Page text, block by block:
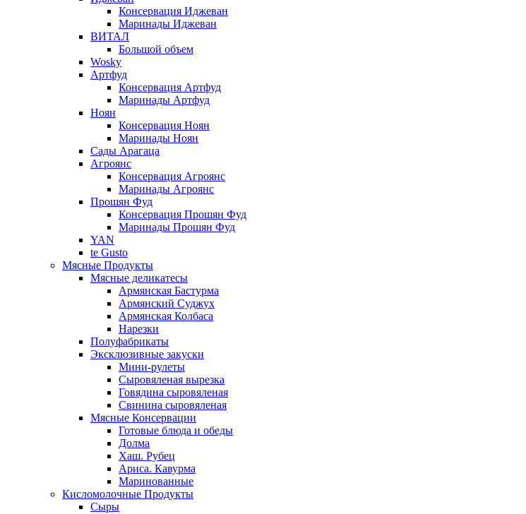
Консервация Иджеван
Маринады Иджеван
ВИТАЛ
Большой объем
Wosky
Артфуд
Консервация Артфуд
Маринады Артфуд
Ноян
Консервация Ноян
Маринады Ноян
Сады Арагаца
Агроянс
Консервация Агроянс
Маринады Агроянс
Прошян Фуд
Консервация Прошян Фуд
Маринады Прошян Фуд
YAN
te Gusto
Мясные Продукты
Мясные деликатесы
Армянская Бастурма
Армянский Суджух
Армянская Колбаса
Нарезки
Полуфабрикаты
Эксклюзивные закуски
Мини-рулеты
Сыровяленая вырезка
Говядина сыровяленая
Свинина сыровяленая
Мясные Консервации
Готовые блюда и обеды
Долма
Хаш. Рубец
Ариса. Кавурма
Маринованные
Кисломолочные Продукты
Сыры